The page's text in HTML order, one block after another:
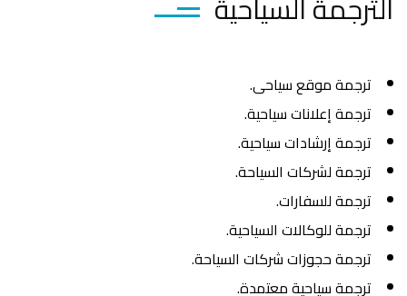
ترجمة موقع سياحى.
ترجمة إعلانات سياحية.
ترجمة إرشادات سياحية.
ترجمة لشركات السياحة.
ترجمة للسفارات.
ترجمة للوكالات السياحية.
ترجمة حجوزات شركات السياحة.
ترجمة سياحية معتمدة.